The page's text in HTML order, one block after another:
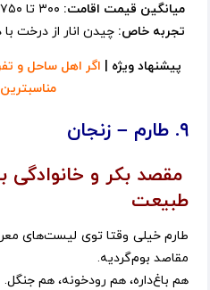
میانگین قیمت اقامت:
تجربه خاص: چیدن انار از درخت
پیشنهاد ویژه |
اگر اهل ساحل و
۹. طارم – زنجان
مقصد بکر و خانوادگی
طبیعت
طارم خیلی وقتا توی لیست‌های
مقاصد بوم‌گردیه.
هم باغ‌داره، هم رودخونه، هم جنگل.